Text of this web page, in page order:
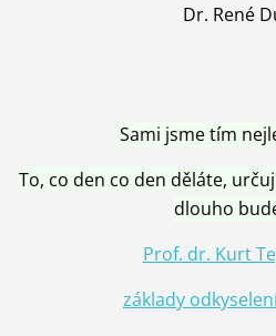
Dr. René
Sami jsme tím
To, co den co den děláte,
dlouho
Prof. dr. Kurt
základy